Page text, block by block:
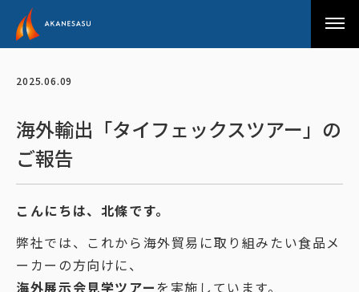
アカネサス
2025.06.09
海外輸出「タイフェックスツアー」の
ご報告
こんにちは、北條です。
弊社では、これから海外貿易に取り組みたい食品メ
ーカーの方向けに、
海外展示会見学ツアーを実施しています。